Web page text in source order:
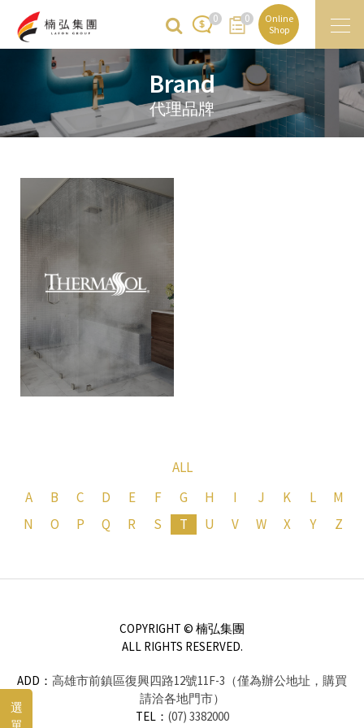
0 0
Online
Shop
Brand
代理品牌
選
ALL
A
B C D E F G H I J K L
M
N
O P Q R S T U V W X Y Z
COPYRIGHT © 楠弘集團
ALL RIGHTS RESERVED.
ADD： 高雄市前鎮區復興四路12號11F-3（僅為辦公地址，購買
請洽各地門市）
TEL： (07) 3382000